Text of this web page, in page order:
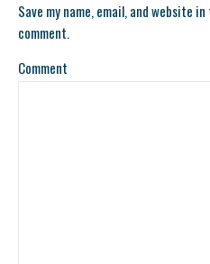
Save my name, email, and website
comment.
Comment